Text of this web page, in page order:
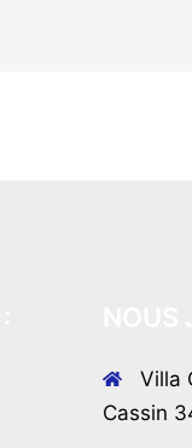
Villa
Cassin